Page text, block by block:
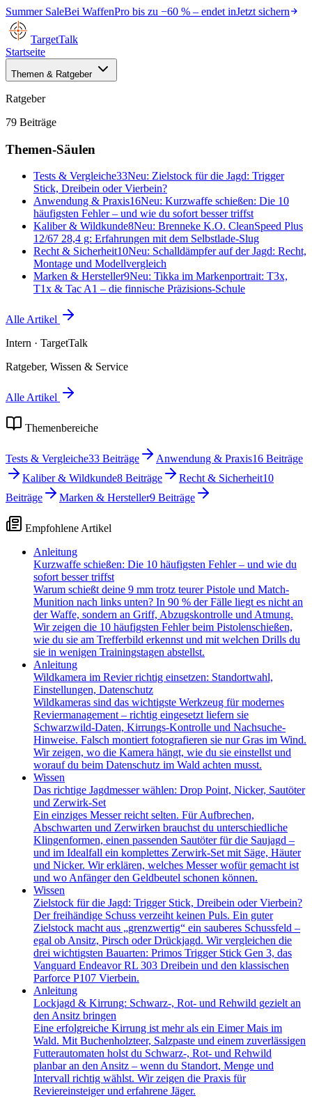
Summer SaleBei WaffenPro bis zu −60 % – endet inJetzt sichern
TargetTalk
Startseite
Themen & Ratgeber
Ratgeber
79 Beiträge
Themen-Säulen
Tests & Vergleiche33Neu: Zielstock für die Jagd: Trigger
Stick, Dreibein oder Vierbein?
Anwendung & Praxis16Neu: Kurzwaffe schießen: Die 10
häufigsten Fehler – und wie du sofort besser triffst
Kaliber & Wildkunde8Neu: Brenneke K.O. CleanSpeed Plus
12/67 28,4 g: Erfahrungen mit dem Selbstlade-Slug
Recht & Sicherheit10Neu: Schalldämpfer auf der Jagd: Recht,
Montage und Modellvergleich
Marken & Hersteller9Neu: Tikka im Markenportrait: T3x,
T1x & Tac A1 – die finnische Präzisions-Schule
Alle Artikel
Intern · TargetTalk
Ratgeber, Wissen & Service
Alle Artikel
Themenbereiche
Tests & Vergleiche33 Beiträge Anwendung & Praxis16 Beiträge
Kaliber & Wildkunde8 Beiträge Recht & Sicherheit10
Beiträge
Marken & Hersteller9 Beiträge
Empfohlene Artikel
Anleitung
Kurzwaffe schießen: Die 10 häufigsten Fehler – und wie du
sofort besser triffst
Warum schießt deine 9 mm trotz teurer Pistole und Match-
Munition nach links unten? In 90 % der Fälle liegt es nicht an
der Waffe, sondern an Griff, Abzugskontrolle und Atmung.
Wir zeigen die 10 häufigsten Fehler beim Pistolenschießen,
wie du sie am Trefferbild erkennst und mit welchen Drills du
sie in wenigen Trainingstagen abstellst.
Anleitung
Wildkamera im Revier richtig einsetzen: Standortwahl,
Einstellungen, Datenschutz
Wildkameras sind das wichtigste Werkzeug für modernes
Reviermanagement – richtig eingesetzt liefern sie
Schwarzwild-Daten, Kirrungs-Kontrolle und Nachsuche-
Hinweise. Falsch montiert fotografieren sie nur Gras im Wind.
Wir zeigen, wo die Kamera hängt, wie du sie einstellst und
worauf du beim Datenschutz im Wald achten musst.
Wissen
Das richtige Jagdmesser wählen: Drop Point, Nicker, Sautöter
und Zerwirk-Set
Ein einziges Messer reicht selten. Für Aufbrechen,
Abschwarten und Zerwirken brauchst du unterschiedliche
Klingenformen, einen passenden Sautöter für die Saujagd –
und im Idealfall ein komplettes Zerwirk-Set mit Säge, Häuter
und Nicker. Wir erklären, welches Messer wofür gemacht ist
und wo Anfänger den Geldbeutel schonen können.
Wissen
Zielstock für die Jagd: Trigger Stick, Dreibein oder Vierbein?
Der freihändige Schuss verzeiht keinen Puls. Ein guter
Zielstock macht aus „grenzwertig“ ein sauberes Schussfeld –
egal ob Ansitz, Pirsch oder Drückjagd. Wir vergleichen die
drei wichtigsten Bauarten: Primos Trigger Stick Gen 3, das
Vanguard Endeavor RL 303 Dreibein und den klassischen
Parforce P107 Vierbein.
Anleitung
Lockjagd & Kirrung: Schwarz-, Rot- und Rehwild gezielt an
den Ansitz bringen
Eine erfolgreiche Kirrung ist mehr als ein Eimer Mais im
Wald. Mit Buchenholzteer, Salzpaste und einem zuverlässigen
Futterautomaten holst du Schwarz-, Rot- und Rehwild
planbar an den Ansitz – wenn du Standort, Menge und
Intervall richtig wählst. Wir zeigen die Praxis für
Reviereinsteiger und erfahrene Jäger.